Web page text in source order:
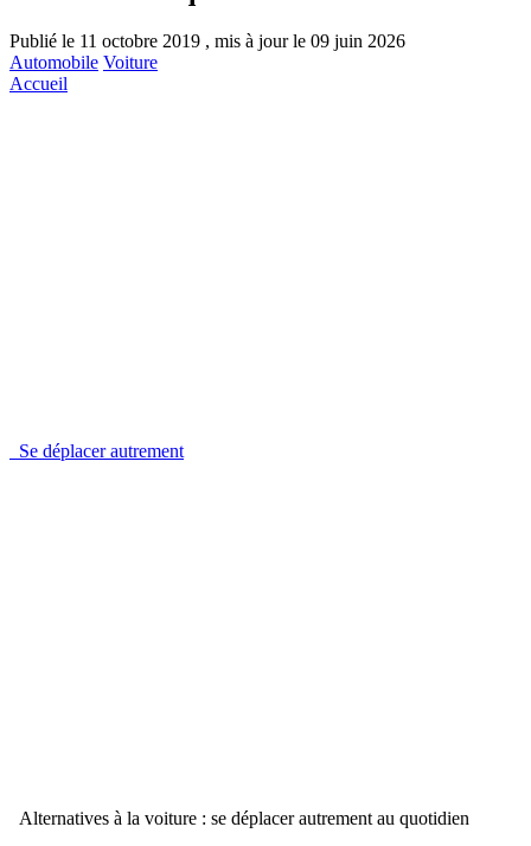
Publié le 11 octobre 2019 , mis à jour le 09 juin 2026
Automobile Voiture
Accueil
Se déplacer autrement
Alternatives à la voiture : se déplacer autrement au quotidien